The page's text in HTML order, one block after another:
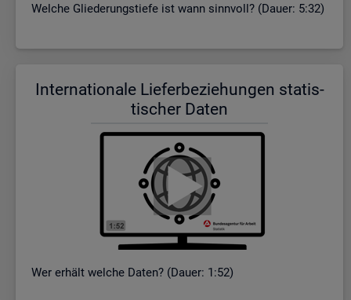
Wel­che Glie­de­rungs­tie­fe ist wann sinn­voll? (Dauer: 5:32)
In­ter­na­tio­na­le Lie­fer­be­zie­hun­gen sta­tis­
ti­scher Daten
Wer er­hält wel­che Daten? (Dauer: 1:52)